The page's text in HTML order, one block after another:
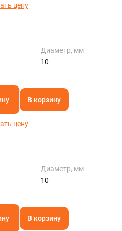
цену
Диаметр, мм
10
В корзину
цену
Диаметр, мм
10
В корзину